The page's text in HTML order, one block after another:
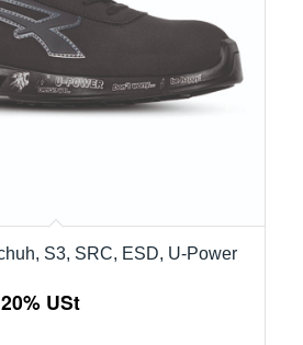
S3, SRC, ESD, U-Power
USt